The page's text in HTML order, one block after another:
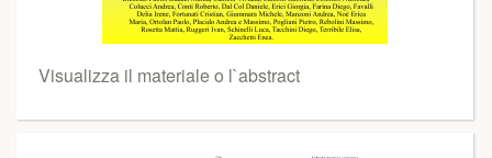
Visualizza il materiale o l`abstract